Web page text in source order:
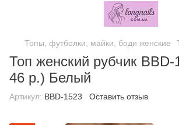
Топы, футболки, майки, боди женские
Топ женский рубчик BBD-
46 р.) Белый
Артикул: BBD-1523 Оставить отзыв